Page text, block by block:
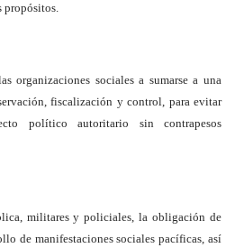
propósitos.
organizaciones sociales a sumarse a una
fiscalización y control, para evitar
político autoritario sin contrapesos
militares y policiales, la obligación de
de manifestaciones sociales pacíficas, así